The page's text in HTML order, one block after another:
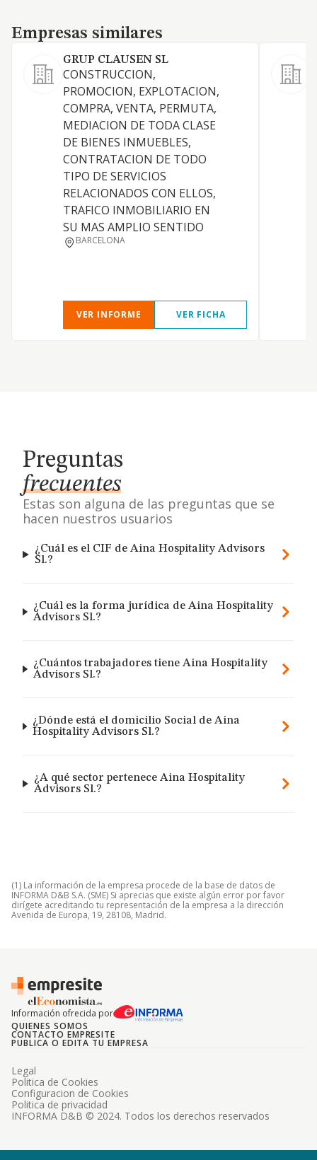
Empresas similares
Empresas similares
GRUP CLAUSEN SL
CONSTRUCCION,
PROMOCION, EXPLOTACION,
COMPRA, VENTA, PERMUTA,
MEDIACION DE TODA CLASE
DE BIENES INMUEBLES,
CONTRATACION DE TODO
TIPO DE SERVICIOS
RELACIONADOS CON ELLOS,
TRAFICO INMOBILIARIO EN
SU MAS AMPLIO SENTIDO
BARCELONA
VER INFORME VER FICHA
Preguntas
frecuentes
Estas son alguna de las preguntas que se
hacen nuestros usuarios
¿Cuál es el CIF de Aina Hospitality Advisors
Sl.?
¿Cuál es la forma jurídica de Aina Hospitality
Advisors Sl.?
¿Cuántos trabajadores tiene Aina Hospitality
Advisors Sl.?
¿Dónde está el domicilio Social de Aina
Hospitality Advisors Sl.?
¿A qué sector pertenece Aina Hospitality
Advisors Sl.?
(1) La información de la empresa procede de la base de datos de
INFORMA D&B S.A. (SME) Si aprecias que existe algún error por favor
dirígete acreditando tu representación de la empresa a la dirección
Avenida de Europa, 19, 28108, Madrid.
Información ofrecida por
QUIENES SOMOS
CONTACTO EMPRESITE
PUBLICA O EDITA TU EMPRESA
INFORMA D&B © 2024. Todos los derechos reservados
Legal
Politica de Cookies
Configuracion de Cookies
Politica de privacidad